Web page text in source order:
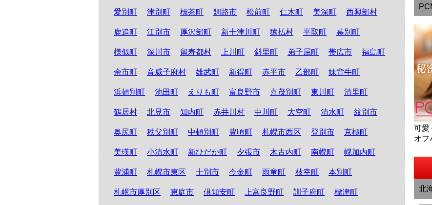
愛別町 津別町 標茶町 釧路市 松前町 仁木町 美深町 西興部村
鹿追町 江別市 厚沢部町 新十津川町 猿払村 平取町 幕別町
様似町 深川市 留寿都村 上川町 斜里町 弟子屈町 帯広市 福島町
余市町 音威子府村 雄武町 新得町 赤平市 乙部町 妹背牛町
浜頓別町 池田町 えりも町 富良野市 喜茂別町 東川町 清里町
鶴居村 北見市 知内町 赤井川村 中川町 大空町 清水町 紋別市
奥尻町 秩父別町 中頓別町 豊頃町 札幌市西区 登別市 京極町
美瑛町 小清水町 新ひだか町 夕張市 木古内町 南幌町 幌加内町
豊浦町 札幌市東区 士別市 今金町 雨竜町 枝幸町 本別町
札幌市厚別区 恵庭市 倶知安町 上富良野町 訓子府町 標津町
可愛
オフ
北